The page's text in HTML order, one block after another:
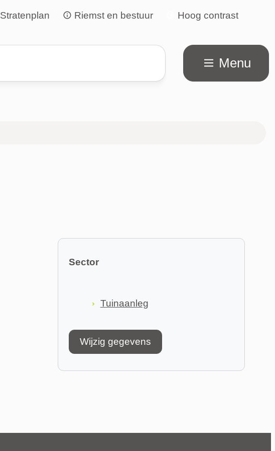
Stratenplan Riemst en bestuur Hoog contrast
Menu
Sector
Tuinaanleg
Wijzig gegevens